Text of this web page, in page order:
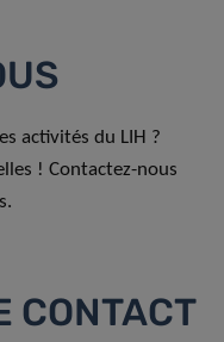
activités du LIH ?
! Contactez-nous
CONTACT